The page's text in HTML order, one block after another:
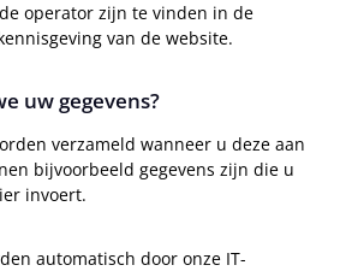
operator zijn te vinden in de
van de website.
uw gegevens?
verzameld wanneer u deze aan
bijvoorbeeld gegevens zijn die u
invoert.
automatisch door onze IT-